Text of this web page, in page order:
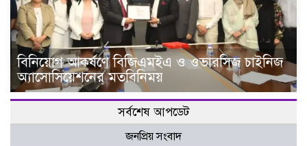
বিনিয়োগ আকর্ষণে বিজিএমইএ ও ওভারসিজ চাইনিজ
অ্যাসোসিয়েশনের মতবিনিময়
সর্বশেষ আপডেট
জনপ্রিয় সংবাদ